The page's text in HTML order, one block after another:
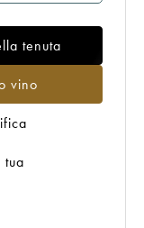
tenuta
vino